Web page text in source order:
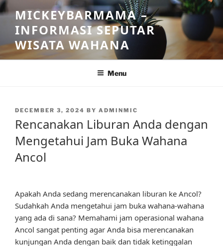
Skip
to
content
MICKEYBARMAMA –
INFORMASI SEPUTAR
WISATA WAHANA
Menu
POSTED
DECEMBER 3, 2024 BY ADMINMIC
Rencanakan Liburan Anda dengan
Mengetahui Jam Buka Wahana
Ancol
Apakah Anda sedang merencanakan liburan ke Ancol?
Sudahkah Anda mengetahui jam buka wahana-wahana
yang ada di sana? Memahami jam operasional wahana
Ancol sangat penting agar Anda bisa merencanakan
kunjungan Anda dengan baik dan tidak ketinggalan